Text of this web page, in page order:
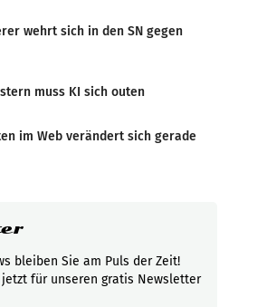
wehrt sich in den SN gegen
muss KI sich outen
im Web verändert sich gerade
bleiben Sie am Puls der Zeit!
für unseren gratis Newsletter